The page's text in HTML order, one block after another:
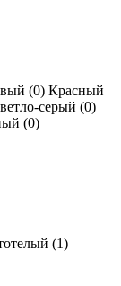
(0) Красный
серый (0)
(0)
(1)